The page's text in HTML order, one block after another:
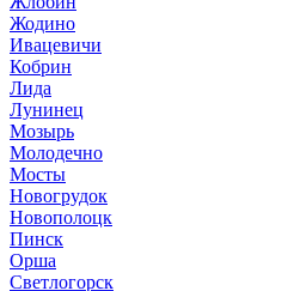
Жодино
Ивацевичи
Кобрин
Лида
Лунинец
Мозырь
Молодечно
Мосты
Новогрудок
Новополоцк
Пинск
Орша
Светлогорск